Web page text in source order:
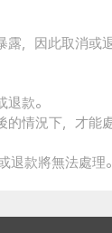
，因此取消或
款。
情況下，才
退款將無法處理。